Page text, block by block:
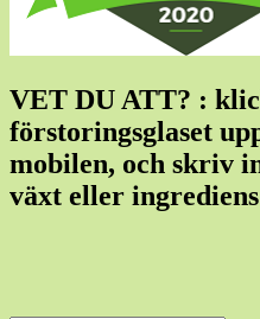
VET DU ATT? :
förstoringsglaset
mobilen, och skriv
växt eller